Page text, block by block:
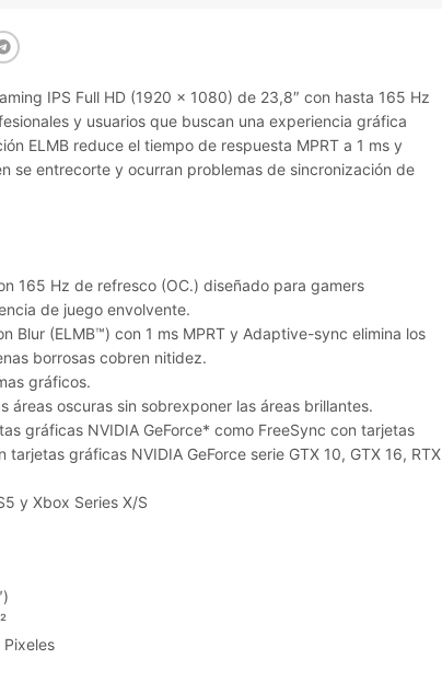
IPS Full HD (1920 x 1080) de 23,8″ con hasta 165 Hz
y usuarios que buscan una experiencia gráfica
ELMB reduce el tiempo de respuesta MPRT a 1 ms y
se entrecorte y ocurran problemas de sincronización de
165 Hz de refresco (OC.) diseñado para gamers
de juego envolvente.
Blur (ELMB™) con 1 ms MPRT y Adaptive-sync elimina los
borrosas cobren nitidez.
gráficos.
áreas oscuras sin sobrexponer las áreas brillantes.
gráficas NVIDIA GeForce* como FreeSync con tarjetas
gráficas NVIDIA GeForce serie GTX 10, GTX 16, RTX
y Xbox Series X/S